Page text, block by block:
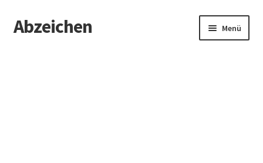
Zur
Navigation
Zum
Inhalt
Abzeichen Menü